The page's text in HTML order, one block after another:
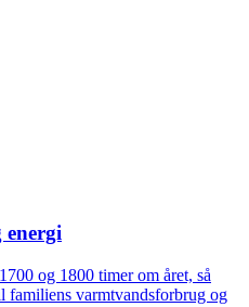
og 1800 timer om året, så
familiens varmtvandsforbrug og